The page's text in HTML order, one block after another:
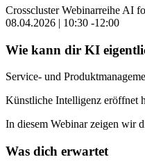
Crosscluster Webinarreihe AI
08.04.2026 | 10:30 -12:00
Wie kann dir KI
Service- und
Künstliche Intelligenz eröffnet
In diesem Webinar zeigen wir
Was dich erwartet